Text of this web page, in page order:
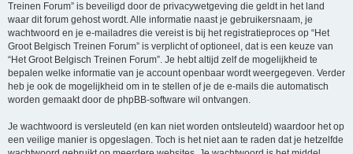
Treinen Forum” is beveiligd door de privacywetgeving die geldt in het land
waar dit forum gehost wordt. Alle informatie naast je gebruikersnaam, je
wachtwoord en je e-mailadres die vereist is bij het registratieproces op “Het
Groot Belgisch Treinen Forum” is verplicht of optioneel, dat is een keuze van
“Het Groot Belgisch Treinen Forum”. Je hebt altijd zelf de mogelijkheid te
bepalen welke informatie van je account openbaar wordt weergegeven. Verder
heb je ook de mogelijkheid om in te stellen of je de e-mails die automatisch
worden gemaakt door de phpBB-software wil ontvangen.
Je wachtwoord is versleuteld (en kan niet worden ontsleuteld) waardoor het op
een veilige manier is opgeslagen. Toch is het niet aan te raden dat je hetzelfde